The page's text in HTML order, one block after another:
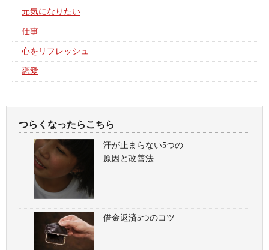
元気になりたい
仕事
心をリフレッシュ
恋愛
つらくなったらこちら
汗が止まらない5つの
原因と改善法
借金返済5つのコツ